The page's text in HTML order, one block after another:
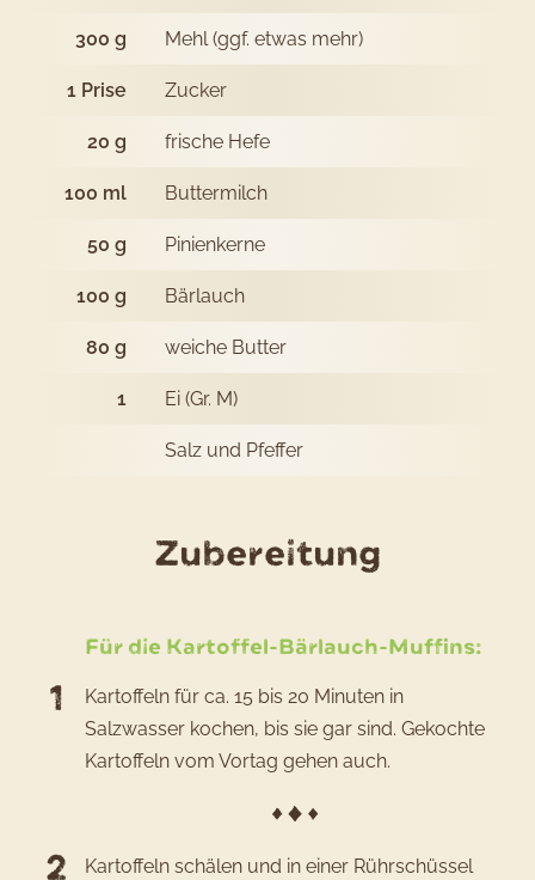
300 g Mehl (ggf. etwas mehr)
1 Prise Zucker
20 g frische Hefe
100 ml Buttermilch
50 g Pinienkerne
100 g Bärlauch
80 g weiche Butter
1 Ei (Gr. M)
Salz und Pfeffer
Zubereitung
Muffins
Für die Kartoffel-Bärlauch-Muffins:
Kartoffeln für ca. 15 bis 20 Minuten in
Salzwasser kochen, bis sie gar sind. Gekochte
Kartoffeln vom Vortag gehen auch.
Kartoffeln schälen und in einer Rührschüssel